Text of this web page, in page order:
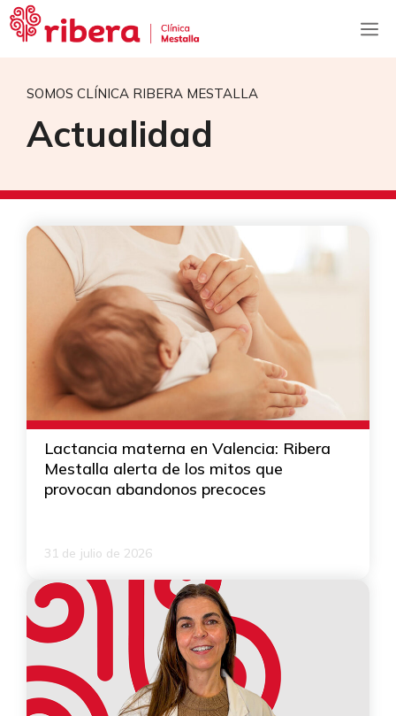
Saltar
contenido
SOMOS CLÍNICA RIBERA MESTALLA
Actualidad
Lactancia materna en Valencia: Ribera
Mestalla alerta de los mitos que
provocan abandonos precoces
31 de julio de 2026